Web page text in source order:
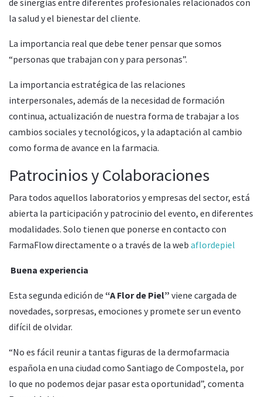
la salud y el bienestar del cliente.
La importancia real que debe tener pensar que somos
“personas que trabajan con y para personas”.
La importancia estratégica de las relaciones
interpersonales, además de la necesidad de formación
continua, actualización de nuestra forma de trabajar a los
cambios sociales y tecnológicos, y la adaptación al cambio
como forma de avance en la farmacia.
Patrocinios y Colaboraciones
Para todos aquellos laboratorios y empresas del sector, está
abierta la participación y patrocinio del evento, en diferentes
modalidades. Solo tienen que ponerse en contacto con
FarmaFlow directamente o a través de la web aflordepiel
Buena experiencia
Esta segunda edición de “A Flor de Piel” viene cargada de
novedades, sorpresas, emociones y promete ser un evento
difícil de olvidar.
“No es fácil reunir a tantas figuras de la dermofarmacia
española en una ciudad como Santiago de Compostela, por
lo que no podemos dejar pasar esta oportunidad”, comenta